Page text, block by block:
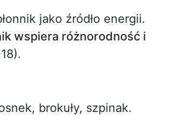
jako źródło energii.
wspiera różnorodność i
brokuły, szpinak.